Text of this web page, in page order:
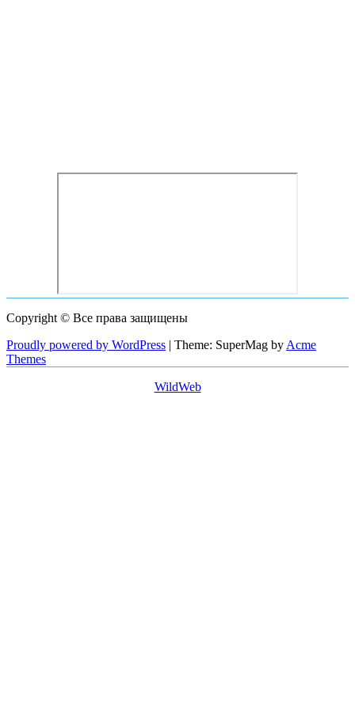
Copyright © Все права защищены
Proudly powered by WordPress | Theme: SuperMag by Acme
Themes
WildWeb